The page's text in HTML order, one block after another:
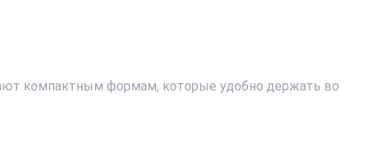
компактным формам, которые удобно держать во